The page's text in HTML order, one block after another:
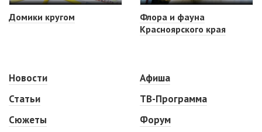
Домики кругом
Флора и фауна
Красноярского края
Новости
Статьи
Сюжеты
Афиша
ТВ-Программа
Форум